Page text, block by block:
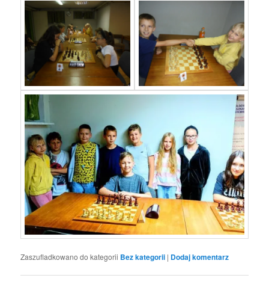
Zaszufladkowano do kategorii Bez kategorii | Dodaj komentarz